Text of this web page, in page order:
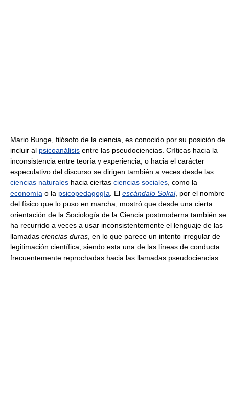
Mario Bunge, filósofo de la ciencia, es conocido por su posición de
incluir al psicoanálisis entre las pseudociencias. Críticas hacia la
inconsistencia entre teoría y experiencia, o hacia el carácter
especulativo del discurso se dirigen también a veces desde las
ciencias naturales hacia ciertas ciencias sociales , como la
economía o la psicopedagogía . El escándalo Sokal, por el nombre
del físico que lo puso en marcha, mostró que desde una cierta
orientación de la Sociología de la Ciencia postmoderna también se
ha recurrido a veces a usar inconsistentemente el lenguaje de las
llamadas ciencias duras , en lo que parece un intento irregular de
legitimación científica, siendo esta una de las líneas de conducta
frecuentemente reprochadas hacia las llamadas pseudociencias.